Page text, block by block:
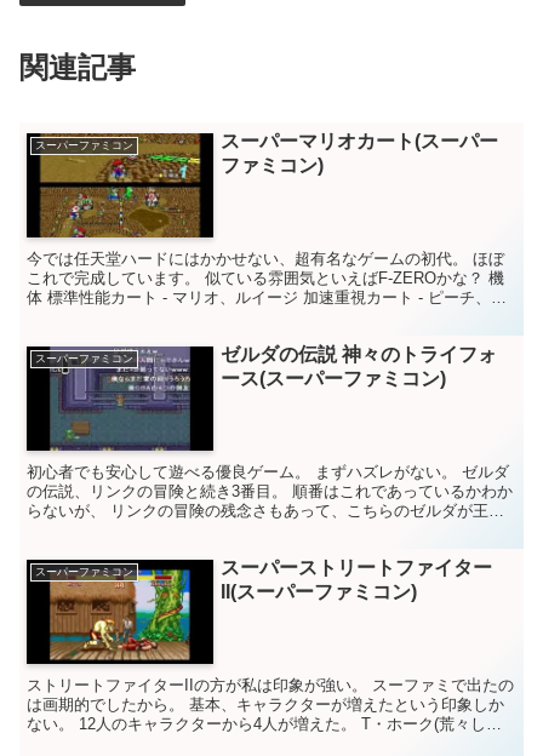
関連記事
スーパーファミコン
スーパーマリオカート(スーパー
ファミコン)
今では任天堂ハードにはかかせない、超有名なゲームの初代。 ほぼ
これで完成しています。 似ている雰囲気といえばF-ZEROかな？ 機
体 標準性能カート - マリオ、ルイージ 加速重視カート - ピーチ、ヨ
スーパーファミコン
ゼルダの伝説 神々のトライフォ
ース(スーパーファミコン)
初心者でも安心して遊べる優良ゲーム。 まずハズレがない。 ゼルダ
の伝説、リンクの冒険と続き3番目。 順番はこれであっているかわか
らないが、 リンクの冒険の残念さもあって、こちらのゼルダが王道
スーパーファミコン
スーパーストリートファイター
II(スーパーファミコン)
ストリートファイターIIの方が私は印象が強い。 スーファミで出たの
は画期的でしたから。 基本、キャラクターが増えたという印象しか
ない。 12人のキャラクターから4人が増えた。 T・ホーク(荒々しい